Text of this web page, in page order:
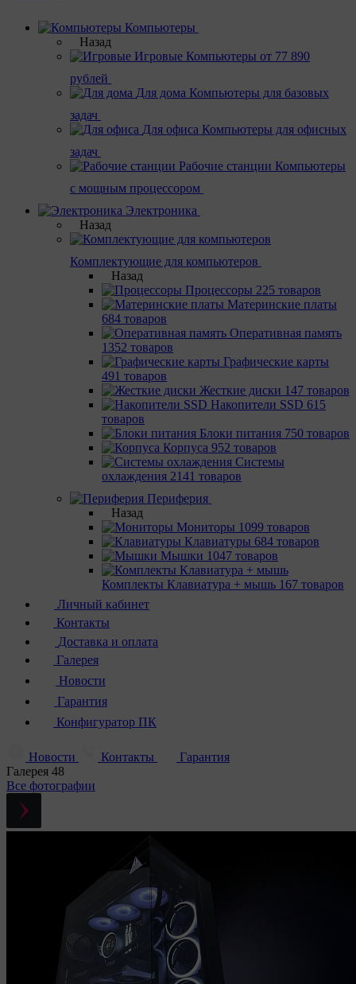
Компьютеры
Назад
Игровые Компьютеры от 77 890
рублей
Для дома Компьютеры для базовых
задач
Для офиса Компьютеры для офисных
задач
Рабочие станции Компьютеры
с мощным процессором
Электроника
Назад
Комплектующие для компьютеров
Назад
Процессоры 225 товаров
Материнcкие платы
684 товаров
Оперативная память
1352 товаров
Графические карты
491 товаров
Жесткие диски 147 товаров
Накопители SSD 615
товаров
Блоки питания 750 товаров
Корпуса 952 товаров
Системы
охлаждения 2141 товаров
Периферия
Назад
Мониторы 1099 товаров
Клавиатуры 684 товаров
Мышки 1047 товаров
Комплекты Клавиатура + мышь 167 товаров
Личный кабинет
Контакты
Доставка и оплата
Галерея
Новости
Гарантия
Конфигуратор ПК
Новости Контакты
Гарантия
Галерея 48
Все фотографии